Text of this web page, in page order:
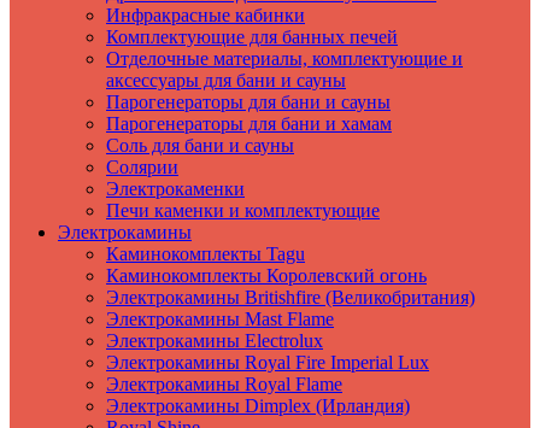
Инфракрасные кабинки
Комплектующие для банных печей
Отделочные материалы, комплектующие и
аксессуары для бани и сауны
Парогенераторы для бани и сауны
Парогенераторы для бани и хамам
Соль для бани и сауны
Солярии
Электрокаменки
Печи каменки и комплектующие
Электрокамины
Каминокомплекты Tagu
Каминокомплекты Королевский огонь
Электрокамины Britishfire (Великобритания)
Электрокамины Mast Flame
Электрокамины Electrolux
Электрокамины Royal Fire Imperial Lux
Электрокамины Royal Flame
Электрокамины Dimplex (Ирландия)